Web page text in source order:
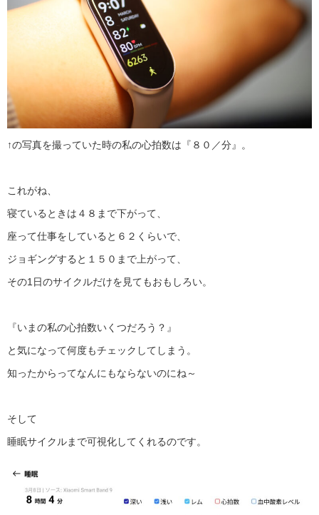
↑の写真を撮っていた時の私の心拍数は『８０／分』。
これがね、
寝ているときは４８まで下がって、
座って仕事をしていると６２くらいで、
ジョギングすると１５０まで上がって、
その1日のサイクルだけを見てもおもしろい。
『いまの私の心拍数いくつだろう？』
と気になって何度もチェックしてしまう。
知ったからってなんにもならないのにね～
そして
睡眠サイクルまで可視化してくれるのです。